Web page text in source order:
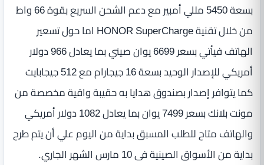
بسعة 5450 مللي أمبير مع دعم الشحن السريع بقوة 66 واط
من خلال تقنية HONOR SuperCharge اما حول تسعير
الهاتف فيأتي بسعر 6699 يوان صيني بما يعادل 966 دولار
أمريكي للإصدار الوحيد بسعة 16 جيجارام مع 512 جيجابايت
كما يتوافر إصدار بصندوق هدايا به حقيبة واقية مخصصة من
مونت بلانك بسعر 7499 يوان بما يعادل 1082 دولار أمريكي
والهاتف متاح للطلب المسبق بداية من اليوم علي أن يتم طرح
بداية من الأسواق الصينية فى 10 مارس الشهر الجاري.